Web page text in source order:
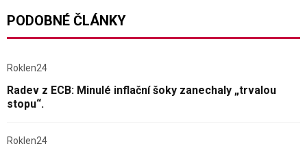
PODOBNÉ ČLÁNKY
Roklen24
Radev z ECB: Minulé inflační šoky zanechaly „trvalou
stopu“.
Roklen24